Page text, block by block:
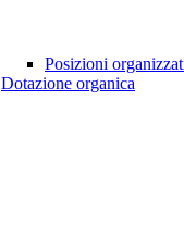
Posizioni
Dotazione organica